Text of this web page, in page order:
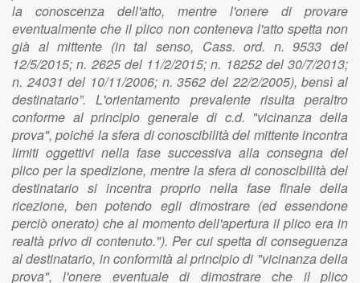
la conoscenza dell'atto, mentre l'onere di provare
eventualmente che il plico non conteneva l'atto spetta non
già al mittente (in tal senso, Cass. ord. n. 9533 del
12/5/2015; n. 2625 del 11/2/2015; n. 18252 del 30/7/2013;
n. 24031 del 10/11/2006; n. 3562 del 22/2/2005), bensì al
destinatario”. L'orientamento prevalente risulta peraltro
conforme al principio generale di c.d. "vicinanza della
prova", poiché la sfera di conoscibilità del mittente incontra
limiti oggettivi nella fase successiva alla consegna del
plico per la spedizione, mentre la sfera di conoscibilità del
destinatario si incentra proprio nella fase finale della
ricezione, ben potendo egli dimostrare (ed essendone
perciò onerato) che al momento dell'apertura il plico era in
realtà privo di contenuto."). Per cui spetta di conseguenza
al destinatario, in conformità al principio di "vicinanza della
prova", l'onere eventuale di dimostrare che il plico